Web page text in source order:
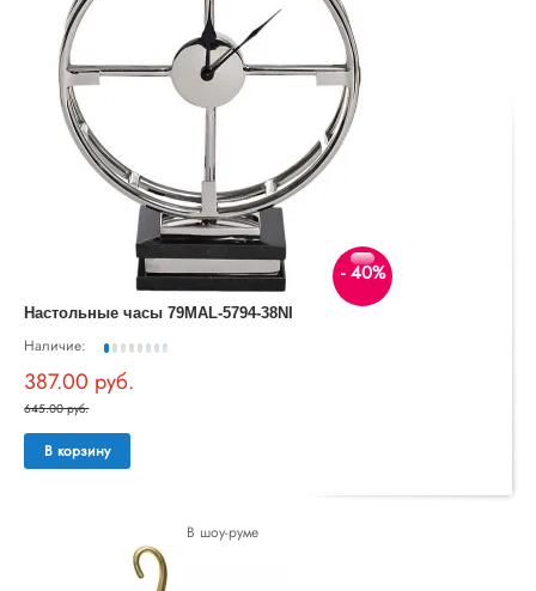
- 40%
Настольные часы 79MAL-5794-38NI
Наличие:
387.00 руб.
645.00 руб.
В корзину
В шоу-руме